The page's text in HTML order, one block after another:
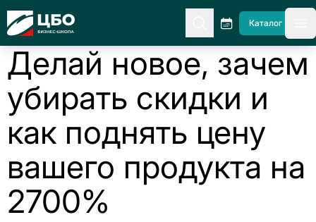
CBO Каталог
Делай новое, зачем
убирать скидки и
как поднять цену
вашего продукта на
2700%